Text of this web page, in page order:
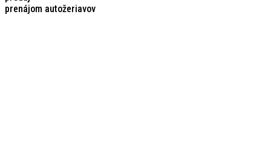
prenájom autožeriavov